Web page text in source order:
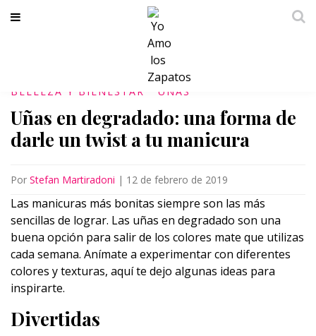
BELLEZA Y BIENESTAR UÑAS
Uñas en degradado: una forma de
darle un twist a tu manicura
Por Stefan Martiradoni | 12 de febrero de 2019
Las manicuras más bonitas siempre son las más
sencillas de lograr. Las uñas en degradado son una
buena opción para salir de los colores mate que utilizas
cada semana. Anímate a experimentar con diferentes
colores y texturas, aquí te dejo algunas ideas para
inspirarte.
Divertidas